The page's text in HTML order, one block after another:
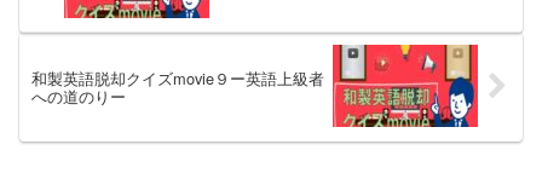
和製英語脱却クイズmovie９ー英語上級者
への道のりー